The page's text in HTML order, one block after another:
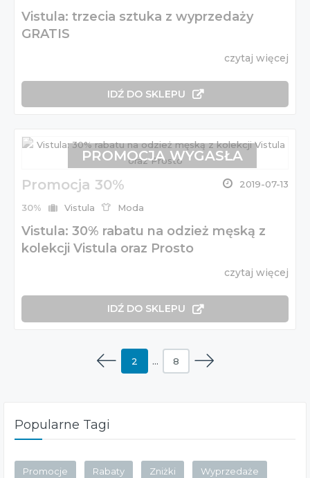
Vistula: trzecia sztuka z wyprzedaży
GRATIS
czytaj więcej
IDŹ DO SKLEPU
Promocja 30% 2019-07-13
30% Vistula Moda
Vistula: 30% rabatu na odzież męską z
kolekcji Vistula oraz Prosto
czytaj więcej
IDŹ DO SKLEPU
PROMOCJA WYGASŁA
2 … 8
Popularne Tagi
Promocje Rabaty Zniżki Wyprzedaże